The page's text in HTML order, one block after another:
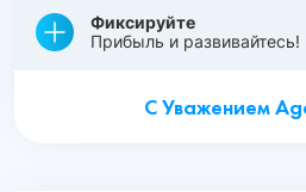
Фиксируйте
Прибыль и развивайтесь!
С Уважением